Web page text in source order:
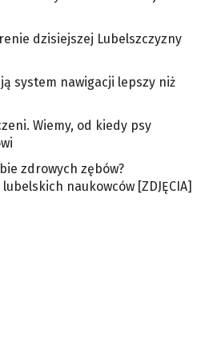
dzisiejszej Lubelszczyzny
system nawigacji lepszy niż
Wiemy, od kiedy psy
zdrowych zębów?
naukowców [ZDJĘCIA]